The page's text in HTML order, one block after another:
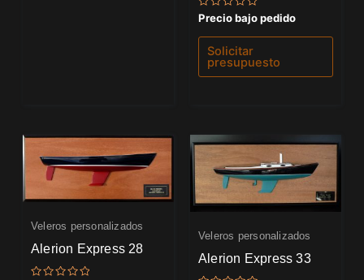
Valorado
con
0
de
Precio bajo pedido
Solicitar
presupuesto
Veleros personalizados
Alerion Express 28
Veleros personalizados
Alerion Express 33